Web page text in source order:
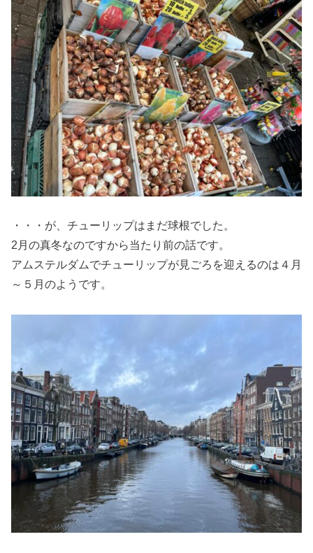
・・・が、チューリップはまだ球根でした。
2月の真冬なのですから当たり前の話です。
アムステルダムでチューリップが見ごろを迎えるのは４月
～５月のようです。